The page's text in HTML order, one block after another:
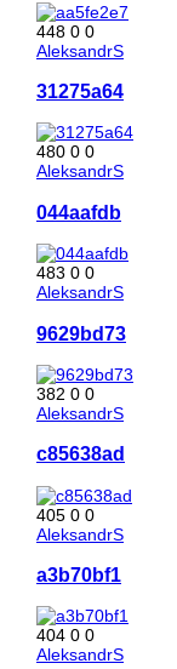
448 0 0
AleksandrS
31275a64
480 0 0
AleksandrS
044aafdb
483 0 0
AleksandrS
9629bd73
382 0 0
AleksandrS
c85638ad
405 0 0
AleksandrS
a3b70bf1
404 0 0
AleksandrS